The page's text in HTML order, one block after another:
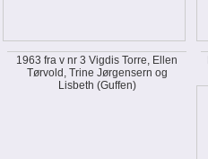
1963 fra v nr 3 Vigdis Torre, Ellen
Tørvold, Trine Jørgensern og
Lisbeth (Guffen)